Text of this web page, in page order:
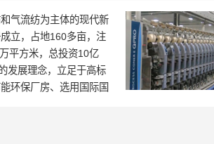
华大学合作的技术研发中心于2023年10月正式投
建设中的第四期工程项目5万锭国际一流的“智
加紧推进。
气流纺为主体的现代新
立，占地160多亩，注
平方米，总投资10亿
发展理念，立足于高标
环保厂房、选用国际国